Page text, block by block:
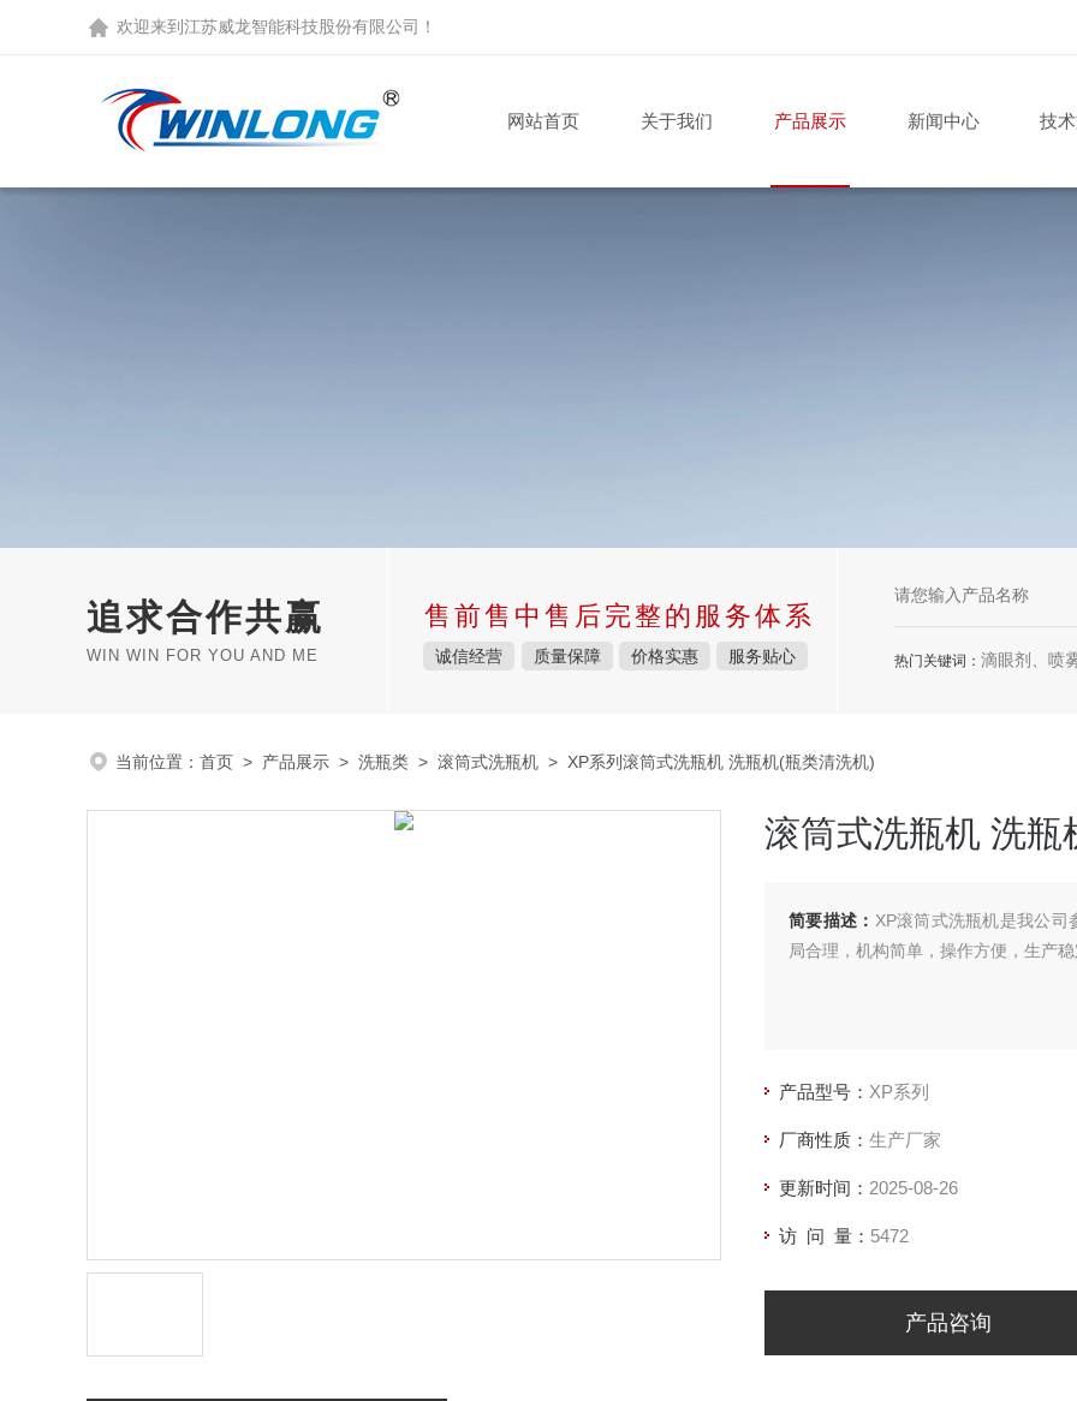
欢迎来到 江苏威龙智能科技股份有限公司 ！
网站首页 关于我们 产品展示 新闻中心 技
追求合作共赢
WIN WIN FOR YOU AND ME
售前售中售后完整的服务体系
诚信经营 质量保障 价格实惠 服务贴心 热门关键词： 滴眼剂、喷雾剂
当前位置： 首页 > 产品展示 > 洗瓶类 > 滚筒式洗瓶机 > XP系列滚筒式洗瓶机 洗瓶机(瓶类清洗机)
滚筒式洗瓶机 洗瓶
简要描述： XP滚筒式洗瓶机是我公
局合理，机构简单，操作方便，生产
产品型号： XP系列
厂商性质： 生产厂家
更新时间： 2025-08-26
访 问 量： 5472
产品咨询